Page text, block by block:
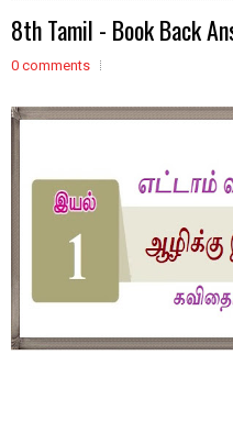
8th Tamil - Book Back
0 comments